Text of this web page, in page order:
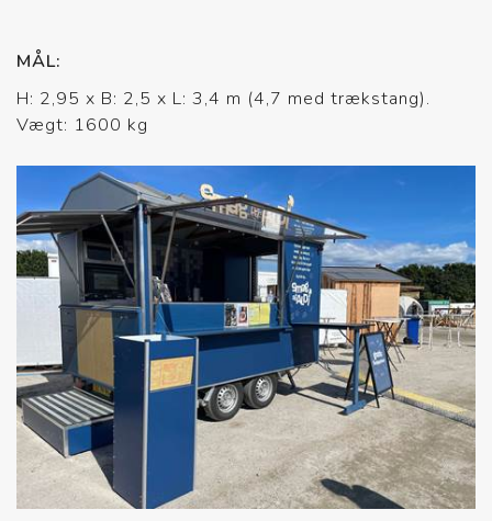
MÅL:
H: 2,95 x B: 2,5 x L: 3,4 m (4,7 med trækstang).
Vægt: 1600 kg